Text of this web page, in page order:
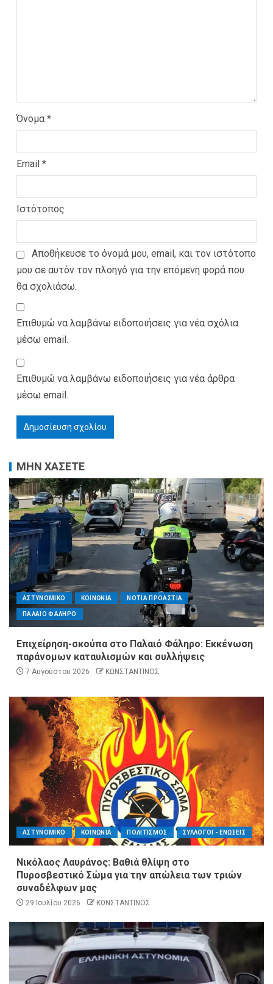
Όνομα *
Email *
Ιστότοπος
Αποθήκευσε το όνομά μου, email, και τον ιστότοπο
μου σε αυτόν τον πλοηγό για την επόμενη φορά που
θα σχολιάσω.
Επιθυμώ να λαμβάνω ειδοποιήσεις για νέα σχόλια
μέσω email.
Επιθυμώ να λαμβάνω ειδοποιήσεις για νέα άρθρα
μέσω email.
ΜΗΝ ΧΑΣΕΤΕ
ΑΣΤΥΝΟΜΙΚΟ ΚΟΙΝΩΝΙΑ ΝΟΤΙΑ ΠΡΟΑΣΤΙΑ
ΠΑΛΑΙΟ ΦΑΛΗΡΟ
Επιχείρηση-σκούπα στο Παλαιό Φάληρο: Εκκένωση
παράνομων καταυλισμών και συλλήψεις
7 Αυγούστου 2026 ΚΩΝΣΤΑΝΤΙΝΟΣ
ΑΣΤΥΝΟΜΙΚΟ ΚΟΙΝΩΝΙΑ ΠΟΛΙΤΙΣΜΟΣ ΣΥΛΛΟΓΟΙ - ΕΝΩΣΕΙΣ
Νικόλαος Λαυράνος: Βαθιά θλίψη στο
Πυροσβεστικό Σώμα για την απώλεια των τριών
συναδέλφων μας
29 Ιουλίου 2026 ΚΩΝΣΤΑΝΤΙΝΟΣ